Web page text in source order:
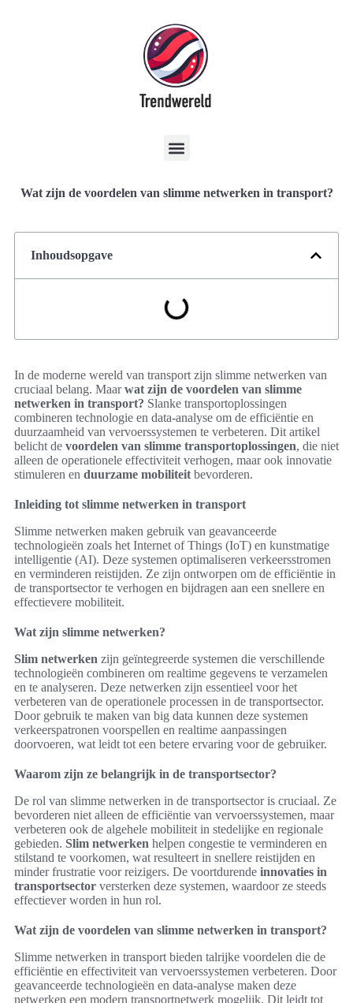
Wat zijn de voordelen van slimme netwerken in transport?
Inhoudsopgave
In de moderne wereld van transport zijn slimme netwerken van
cruciaal belang. Maarwat zijn de voordelen van slimme
netwerken in transport? Slanke transportoplossingen
combineren technologie en data-analyse om de efficiëntie en
duurzaamheid van vervoerssystemen te verbeteren. Dit artikel
belicht de voordelen van slimme transportoplossingen, die niet
alleen de operationele effectiviteit verhogen, maar ook innovatie
stimuleren en duurzame mobiliteit bevorderen.
Inleiding tot slimme netwerken in transport
Slimme netwerken maken gebruik van geavanceerde
technologieën zoals het Internet of Things (IoT) en kunstmatige
intelligentie (AI). Deze systemen optimaliseren verkeersstromen
en verminderen reistijden. Ze zijn ontworpen om de efficiëntie in
de transportsector te verhogen en bijdragen aan een snellere en
effectievere mobiliteit.
Wat zijn slimme netwerken?
Slim netwerken zijn geïntegreerde systemen die verschillende
technologieën combineren om realtime gegevens te verzamelen
en te analyseren. Deze netwerken zijn essentieel voor het
verbeteren van de operationele processen in de transportsector.
Door gebruik te maken van big data kunnen deze systemen
verkeerspatronen voorspellen en realtime aanpassingen
doorvoeren, wat leidt tot een betere ervaring voor de gebruiker.
Waarom zijn ze belangrijk in de transportsector?
De rol van slimme netwerken in de transportsector is cruciaal. Ze
bevorderen niet alleen de efficiëntie van vervoerssystemen, maar
verbeteren ook de algehele mobiliteit in stedelijke en regionale
gebieden. Slim netwerken helpen congestie te verminderen en
stilstand te voorkomen, wat resulteert in snellere reistijden en
minder frustratie voor reizigers. De voortdurende innovaties in
transportsector versterken deze systemen, waardoor ze steeds
effectiever worden in hun rol.
Wat zijn de voordelen van slimme netwerken in transport?
Slimme netwerken in transport bieden talrijke voordelen die de
efficiëntie en effectiviteit van vervoerssystemen verbeteren. Door
geavanceerde technologieën en data-analyse maken deze
netwerken een modern transportnetwerk mogelijk. Dit leidt tot